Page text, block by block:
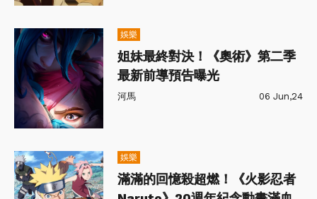
娛樂
姐妹最終對決！《奧術》第二季
最新前導預告曝光
河馬 06 Jun,24
娛樂
滿滿的回憶殺超燃！《火影忍者